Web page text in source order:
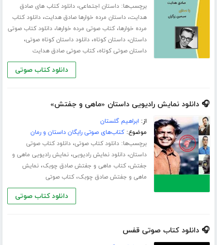
برچسب‌ها:داستان اجتماعی،دانلود کتاب های صادق
هدایت،داستان مرده خوارها صادق هدایت،دانلود کتاب
مرده خوارها،کتاب صوتی مرده خوارها،دانلود کتاب صوتی
داستان،داستان کوتاه،دانلود داستان کوتاه صوتی،
داستان صوتی کوتاه،کتاب صوتی صادق هدایت
دانلود کتاب صوتی
🎧 دانلود نمایش رادیویی داستان «ماهی و جفتش»
از: ابراهیم گلستان
موضوع:کتاب‌های صوتی رایگان داستان و رمان
برچسب‌ها:دانلود کتاب صوتی،دانلود کتاب صوتی
داستان،دانلود نمایش رادیویی،نمایش رادیویی ماهی و
جفتش،کتاب ماهی و جفتش صادق چوبک،نمایش
ماهی و جفتش صادق چوبک،کتاب صوتی
دانلود کتاب صوتی
🎧 دانلود کتاب صوتی قفس